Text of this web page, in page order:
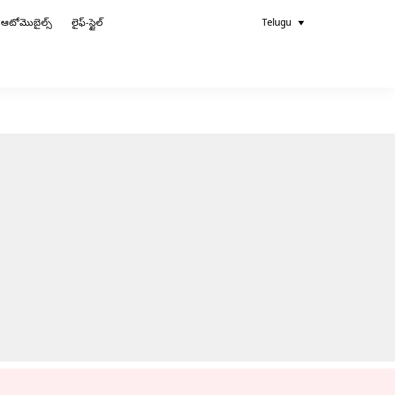
ఆటోమొబైల్స్ లైఫ్-స్టైల్ Telugu